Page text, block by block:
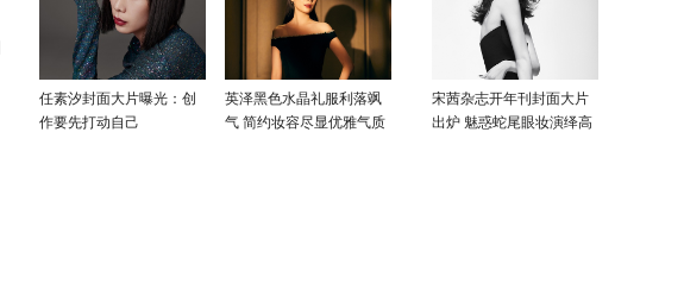
任素汐封面大片曝光：创
作要先打动自己
英泽黑色水晶礼服利落飒
气 简约妆容尽显优雅气质
宋茜杂志开年刊封面大片
出炉 魅惑蛇尾眼妆演绎高